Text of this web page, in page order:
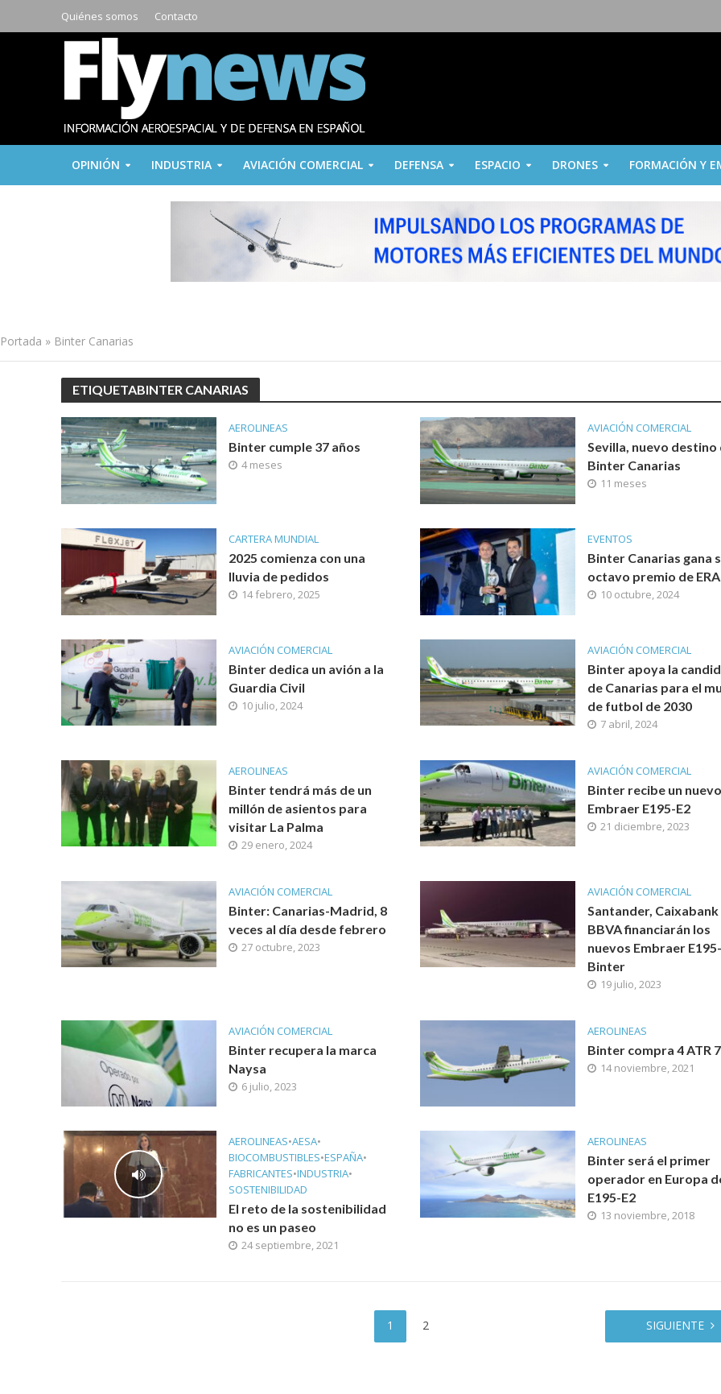
Quiénes somos Contacto
OPINIÓN INDUSTRIA AVIACIÓN COMERCIAL DEFENSA ESPACIO DRONES FORMACIÓN Y
Portada » Binter Canarias
ETIQUETABINTER CANARIAS
AEROLINEAS
Binter cumple 37 años
4 meses
AVIACIÓN COMERCIAL
Sevilla, nuevo destino
Binter Canarias
11 meses
CARTERA MUNDIAL
2025 comienza con una
lluvia de pedidos
14 febrero, 2025
EVENTOS
Binter Canarias gana
octavo premio de ERA
10 octubre, 2024
AVIACIÓN COMERCIAL
Binter dedica un avión a la
Guardia Civil
10 julio, 2024
AVIACIÓN COMERCIAL
Binter apoya la
de Canarias para el
de futbol de 2030
7 abril, 2024
AEROLINEAS
Binter tendrá más de un
millón de asientos para
visitar La Palma
29 enero, 2024
AVIACIÓN COMERCIAL
Binter recibe un
Embraer E195-E2
21 diciembre, 2023
AVIACIÓN COMERCIAL
Binter: Canarias-Madrid, 8
veces al día desde febrero
27 octubre, 2023
AVIACIÓN COMERCIAL
Santander, Caixabank
BBVA financiarán los
nuevos Embraer
Binter
19 julio, 2023
AVIACIÓN COMERCIAL
Binter recupera la marca
Naysa
6 julio, 2023
AEROLINEAS
Binter compra 4 ATR
14 noviembre, 2021
AEROLINEAS•AESA•
BIOCOMBUSTIBLES•ESPAÑA•
FABRICANTES•INDUSTRIA•
SOSTENIBILIDAD
El reto de la sostenibilidad
no es un paseo
24 septiembre, 2021
AEROLINEAS
Binter será el primer
operador en Europa
E195-E2
13 noviembre, 2018
1 2 SIGUIENTE